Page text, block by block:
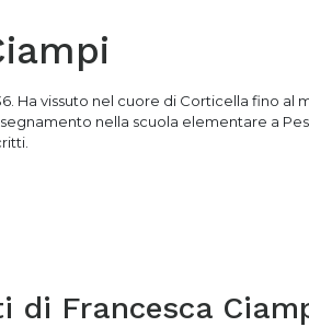
Ha vissuto nel cuore di Corticella fino
nella scuola elementare a
di Francesca